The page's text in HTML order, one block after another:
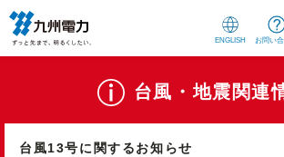
台風・地震関連
台風13号に関するお知らせ
ENGLISH お問い